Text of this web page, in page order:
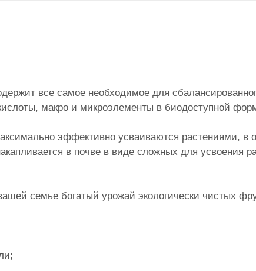
все самое необходимое для
макро и микроэлементы в биодоступной
эффективно усваиваются растениями, в
в почве в виде сложных для усвоения
семье богатый урожай экологически чистых